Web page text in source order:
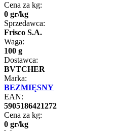
Cena za kg:
0 gr/kg
Sprzedawca:
Frisco S.A.
Waga:
100 g
Dostawca:
BVTCHER
Marka:
BEZMIĘSNY
EAN:
5905186421272
Cena za kg:
0 gr/kg